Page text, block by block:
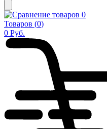
0
Товаров (0)
0 Руб.